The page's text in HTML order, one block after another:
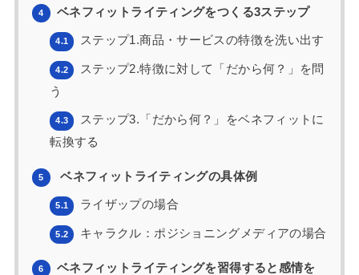
4 ベネフィットライティングをつくる3ステップ
4.1 ステップ1.商品・サービスの特徴を洗い出す
4.2
ステップ2.特徴に対して「だから何？」を問
う
4.3
ステップ3.「だから何？」をベネフィットに
転換する
5 ベネフィットライティングの具体例
5.1 ライザップの場合
5.2 キャラクル：ポジショニングメディアの場合
6
ベネフィットライティングを習得すると感情を